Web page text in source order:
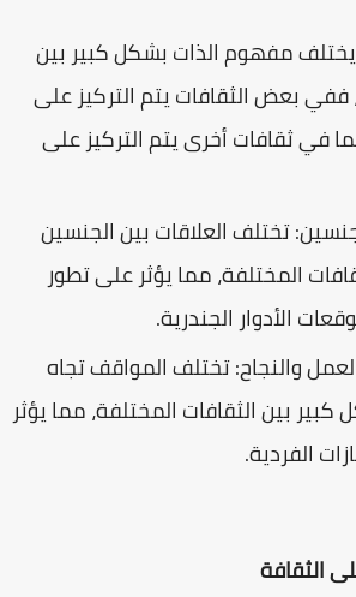
مفهوم الذات بشكل كبير بين
ففي بعض الثقافات يتم التركيز على
في ثقافات أخرى يتم التركيز على
تختلف العلاقات بين الجنسين
المختلفة، مما يؤثر على تطور
الأدوار الجندرية.
والنجاح: تختلف المواقف تجاه
كبير بين الثقافات المختلفة، مما يؤثر
الفردية.
الثقافة